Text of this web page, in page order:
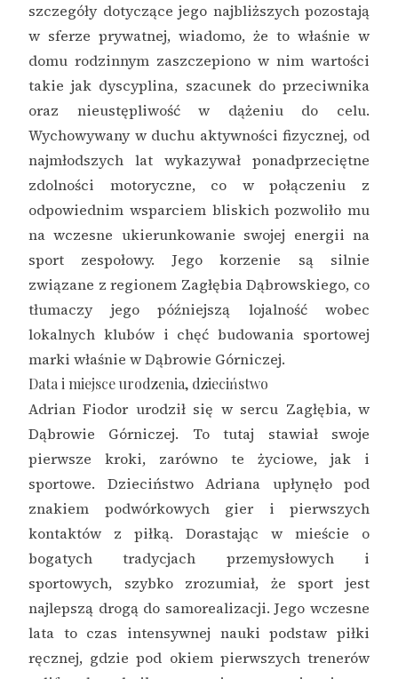
szczegóły dotyczące jego najbliższych pozostają
w sferze prywatnej, wiadomo, że to właśnie w
domu rodzinnym zaszczepiono w nim wartości
takie jak dyscyplina, szacunek do przeciwnika
oraz nieustępliwość w dążeniu do celu.
Wychowywany w duchu aktywności fizycznej, od
najmłodszych lat wykazywał ponadprzeciętne
zdolności motoryczne, co w połączeniu z
odpowiednim wsparciem bliskich pozwoliło mu
na wczesne ukierunkowanie swojej energii na
sport zespołowy. Jego korzenie są silnie
związane z regionem Zagłębia Dąbrowskiego, co
tłumaczy jego późniejszą lojalność wobec
lokalnych klubów i chęć budowania sportowej
marki właśnie w Dąbrowie Górniczej.
Data i miejsce urodzenia, dzieciństwo
Adrian Fiodor urodził się w sercu Zagłębia, w
Dąbrowie Górniczej. To tutaj stawiał swoje
pierwsze kroki, zarówno te życiowe, jak i
sportowe. Dzieciństwo Adriana upłynęło pod
znakiem podwórkowych gier i pierwszych
kontaktów z piłką. Dorastając w mieście o
bogatych tradycjach przemysłowych i
sportowych, szybko zrozumiał, że sport jest
najlepszą drogą do samorealizacji. Jego wczesne
lata to czas intensywnej nauki podstaw piłki
ręcznej, gdzie pod okiem pierwszych trenerów